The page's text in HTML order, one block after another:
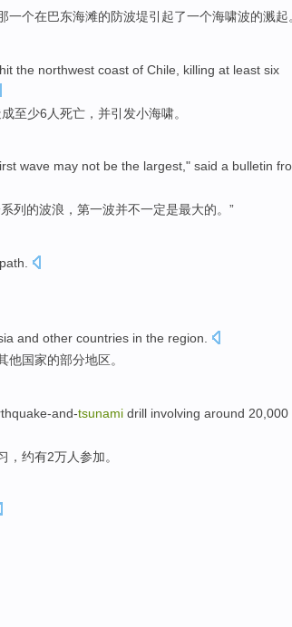
一个在巴东海滩的防波堤引起了一个海啸波的溅起
the northwest coast of Chile killing at least six
至少6 人死亡， 并引发小海啸。
wave may not be the largest," said a bulletin
列 的波浪 ， 第一波并不一定是最大的。”
path
and other countries in the region
他国家的部分地区。
and-tsunami drill involving around 20,000
，约有2万人参加。